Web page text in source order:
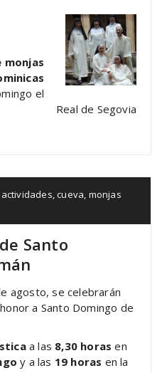
monjas
el
Real de Segovia
actividades,cueva, monjas
Santo
agosto, se celebrarán
a Santo Domingo de
a las 8,30 horas en
y a las 19 horas en la